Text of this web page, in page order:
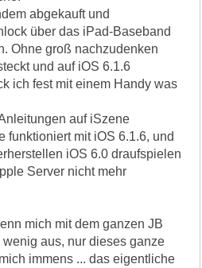
abgekauft und
über das iPad-Baseband
Ohne groß nachzudenken
und auf iOS 6.1.6
ich fest mit einem Handy was
auf iSzene
funktioniert mit iOS 6.1.6, und
iOS 6.0 draufspielen
Server nicht mehr
mich mit dem ganzen JB
aus, nur dieses ganze
immens ... das eigentliche